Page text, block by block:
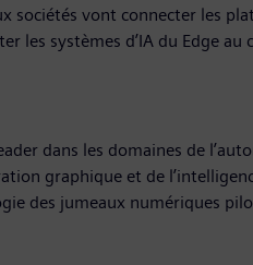
sociétés vont connecter les
les systèmes d’IA du Edge au
dans les domaines de
graphique et de
des jumeaux numériques